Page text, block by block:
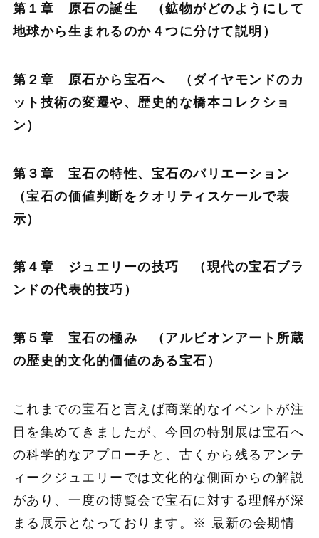
第１章 原石の誕生 （鉱物がどのようにして
地球から生まれるのか４つに分けて説明）
第２章 原石から宝石へ （ダイヤモンドのカ
ット技術の変遷や、歴史的な橋本コレクショ
ン）
第３章 宝石の特性、宝石のバリエーション
（宝石の価値判断をクオリティスケールで表
示）
第４章 ジュエリーの技巧 （現代の宝石ブラ
ンドの代表的技巧）
第５章 宝石の極み （アルビオンアート所蔵
の歴史的文化的価値のある宝石）
これまでの宝石と言えば商業的なイベントが注
目を集めてきましたが、今回の特別展は宝石へ
の科学的なアプローチと、古くから残るアンテ
ィークジュエリーでは文化的な側面からの解説
があり、一度の博覧会で宝石に対する理解が深
まる展示となっております。※ 最新の会期情